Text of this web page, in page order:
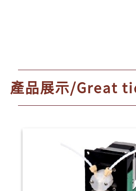
產品展示/Great